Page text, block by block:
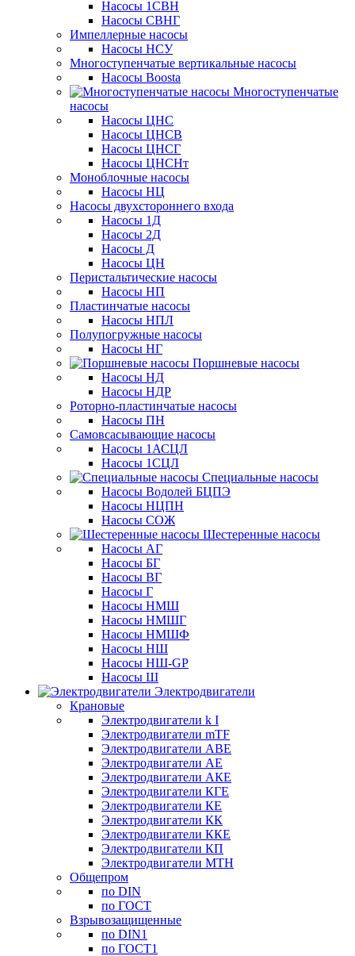
Насосы 1СВН
Насосы СВНГ
Импеллерные насосы
Насосы НСУ
Многоступенчатые вертикальные насосы
Насосы Boosta
Многоступенчатые
насосы
Насосы ЦНС
Насосы ЦНСВ
Насосы ЦНСГ
Насосы ЦНСНт
Моноблочные насосы
Насосы НЦ
Насосы двухстороннего входа
Насосы 1Д
Насосы 2Д
Насосы Д
Насосы ЦН
Перистальтические насосы
Насосы НП
Пластинчатые насосы
Насосы НПЛ
Полупогружные насосы
Насосы НГ
Поршневые насосы
Насосы НД
Насосы НДР
Роторно-пластинчатые насосы
Насосы ПН
Самовсасывающие насосы
Насосы 1АСЦЛ
Насосы 1СЦЛ
Специальные насосы
Насосы Водолей БЦПЭ
Насосы НЦПН
Насосы СОЖ
Шестеренные насосы
Насосы АГ
Насосы БГ
Насосы ВГ
Насосы Г
Насосы НМШ
Насосы НМШГ
Насосы НМШФ
Насосы НШ
Насосы НШ-GP
Насосы Ш
Электродвигатели
Крановые
Электродвигатели k I
Электродвигатели mTF
Электродвигатели АВЕ
Электродвигатели АЕ
Электродвигатели АКЕ
Электродвигатели КГЕ
Электродвигатели КЕ
Электродвигатели КК
Электродвигатели ККЕ
Электродвигатели КП
Электродвигатели МТН
Общепром
по DIN
по ГОСТ
Взрывозащищенные
по DIN1
по ГОСТ1